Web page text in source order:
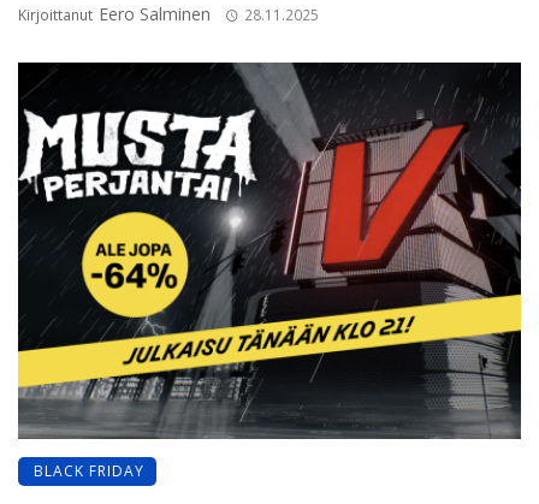
Kirjoittanut Eero Salminen 28.11.2025
BLACK FRIDAY